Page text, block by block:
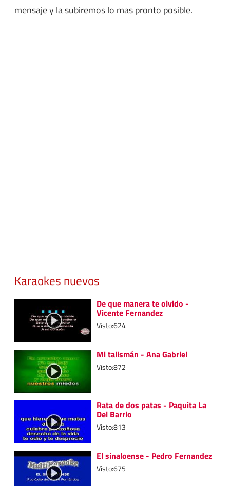
mensajey la subiremos lo mas pronto posible.
Karaokes nuevos
De que manera te olvido -
Vicente Fernandez
Visto:624
Mi talismán - Ana Gabriel
Visto:872
Rata de dos patas - Paquita La
Del Barrio
Visto:813
El sinaloense - Pedro Fernandez
Visto:675